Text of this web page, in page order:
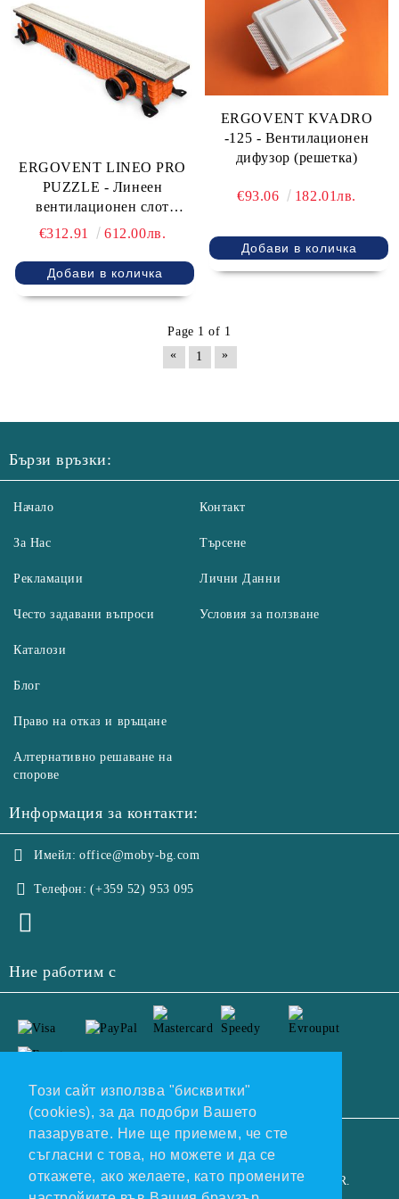
Този сайт използва "бисквитки"
(cookies), за да подобри Вашето
пазарувате. Ние ще приемем, че сте
съгласни с това, но можете и да се
откажете, ако желаете, като промените
Варна бул. Република 24 - Складова база НЕГО
https://www.ergovent.com/
ERGOVENT LINEO PRO
PUZZLE - Линеен
вентилационен слот
дифузор/решетка
€312.91 612.00лв.
ERGOVENT KVADRO
-125 - Вентилационен
дифузор (решетка)
€93.06 182.01лв.
Page 1 of 1
«
1 »
Бързи връзки:
Начало
За Нас
Рекламации
Често задавани въпроси
Контакт
Търсене
Лични Данни
Условия за ползване
Каталози
Блог
Право на отказ и връщане
Алтернативно решаване на
спорове
Информация за контакти:
Имейл: office@moby-bg.com
Телефон: (+359 52) 953 095
Ние работим с
Нашият онлайн магазин е 100% съобразен с GDPR.